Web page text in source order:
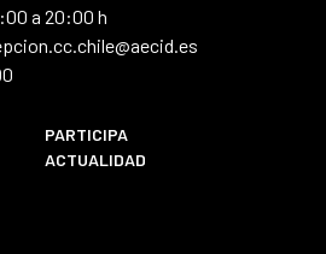
a 20:00 h
PARTICIPA
ACTUALIDAD